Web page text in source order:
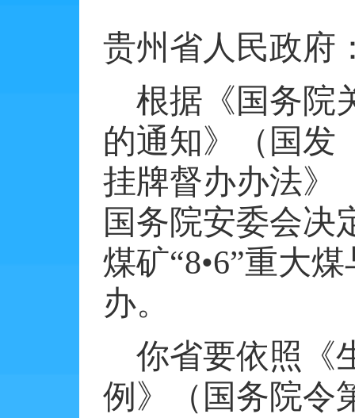
贵州省人民政府
根据《国务院
的通知》（国发
挂牌督办办法》
国务院安委会决
煤矿“8•6”重大
办。
你省要依照《
例》（国务院令